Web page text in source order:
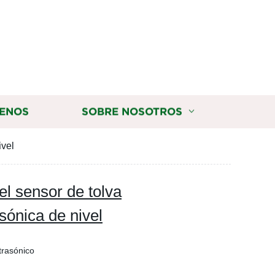
SOBRE NOSOTROS
sensor de tolva
de nivel